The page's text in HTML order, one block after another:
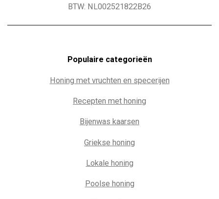
BTW: NL002521822B26
Populaire categorieën
Honing met vruchten en specerijen
Recepten met honing
Bijenwas kaarsen
Griekse honing
Lokale honing
Poolse honing